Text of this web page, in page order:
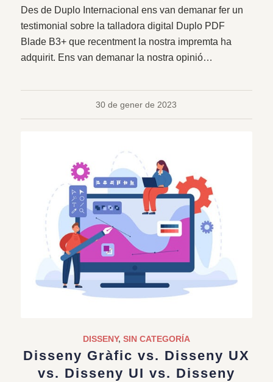
Des de Duplo Internacional ens van demanar fer un
testimonial sobre la talladora digital Duplo PDF
Blade B3+ que recentment la nostra impremta ha
adquirit. Ens van demanar la nostra opinió…
30 de gener de 2023
DISSENY, SIN CATEGORÍA
Disseny Gràfic vs. Disseny UX
vs. Disseny UI vs. Disseny